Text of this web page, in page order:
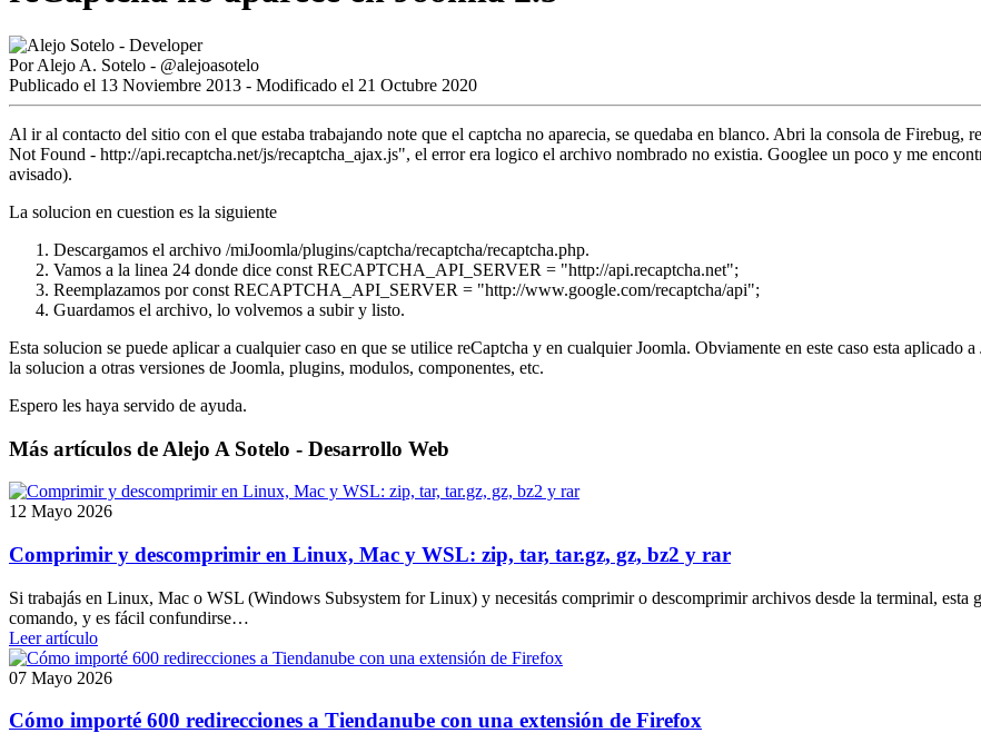
PorAlejo A. Sotelo - @alejoasotelo
Publicado el 13 Noviembre 2013 - Modificado el 21 Octubre 2020
Al ir al contacto del sitio con el que estaba trabajando note que el captcha no aparecia, se quedaba en blanco. Abri la consola de
Not Found - http://api.recaptcha.net/js/recaptcha_ajax.js", el error era logico el archivo nombrado no existia. Googlee un poco y me
avisado).
La solucion en cuestion es la siguiente
Descargamos el archivo /miJoomla/plugins/captcha/recaptcha/recaptcha.php.
Vamos a la linea 24 donde dice const RECAPTCHA_API_SERVER = "http://api.recaptcha.net";
Reemplazamos por const RECAPTCHA_API_SERVER = "http://www.google.com/recaptcha/api";
Guardamos el archivo, lo volvemos a subir y listo.
Esta solucion se puede aplicar a cualquier caso en que se utilice reCaptcha y en cualquier Joomla. Obviamente en este caso esta aplicado
la solucion a otras versiones de Joomla, plugins, modulos, componentes, etc.
Espero les haya servido de ayuda.
Más artículos de Alejo A Sotelo - Desarrollo Web
12 Mayo 2026
Comprimir y descomprimir en Linux, Mac y WSL: zip, tar, tar.gz, gz, bz2 y rar
Si trabajás en Linux, Mac o WSL (Windows Subsystem for Linux) y necesitás comprimir o descomprimir archivos desde la terminal, esta
comando, y es fácil confundirse…
Leer artículo
07 Mayo 2026
Cómo importé 600 redirecciones a Tiendanube con una extensión de Firefox